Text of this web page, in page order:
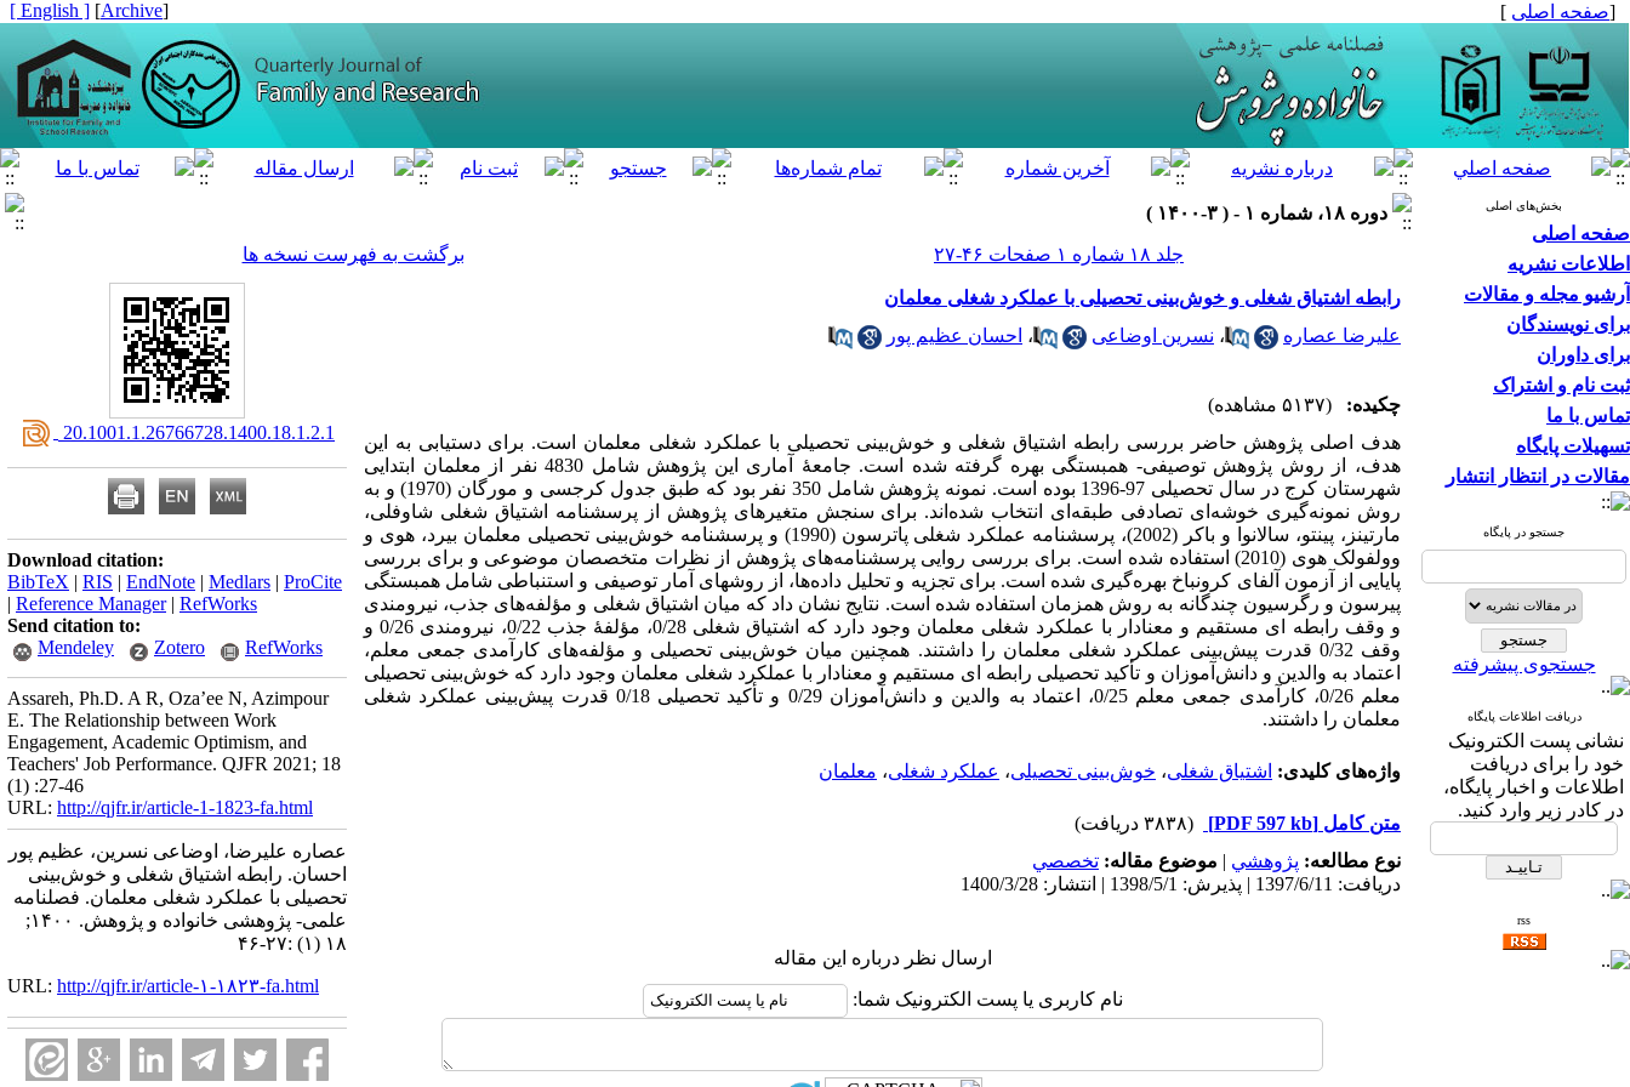
[صفحه اصلی ]
[
Archive
]
[ English ]
بخش‌های اصلی
صفحه اصلی
اطلاعات نشریه
آرشیو مجله و مقالات
برای نویسندگان
برای داوران
ثبت نام و اشتراک
تماس با ما
تسهیلات پایگاه
مقالات در انتظار انتشار
جستجو در پایگاه
جستجوی پیشرفته
دریافت اطلاعات پایگاه
نشانی پست الکترونیک
خود را برای دریافت
اطلاعات و اخبار پایگاه،
در کادر زیر وارد کنید.
rss
دوره ۱۸، شماره ۱ - ( ۳-۱۴۰۰ )
جلد ۱۸ شماره ۱ صفحات ۴۶-۲۷
برگشت به فهرست نسخه ها
رابطه اشتیاق شغلی و خوش‌بینی تحصیلی با عملکرد شغلی معلمان
علیرضا عصاره
، نسرین اوضاعی ، احسان عظیم پور
چکیده:
(۵۱۳۷ مشاهده)
هدف اصلی پژوهش حاضر بررسی رابطه اشتیاق شغلی و خوش‌بینی تحصیلی با عملکرد شغلی معلمان است. برای دستیابی به این
هدف، از روش پژوهش توصیفی- همبستگی بهره گرفته شده است. جامعۀ آماری این پژوهش شامل 4830 نفر از معلمان ابتدایی
شهرستان کرج در سال تحصیلی 97-1396 بوده است. نمونه پژوهش شامل 350 نفر بود که طبق جدول کرجسی و مورگان (1970) و به
روش نمونه‌گیری خوشه‌ای تصادفی طبقه‌ای انتخاب شده‌اند. برای سنجش متغیرهای پژوهش از پرسشنامه اشتیاق شغلی شاوفلی،
مارتینز، پینتو، سالانوا و باکر (2002)، پرسشنامه عملکرد شغلی پاترسون (1990) و پرسشنامه خوش‌بینی تحصیلی معلمان بیرد، هوی و
وولفولک هوی (2010) استفاده شده است. برای بررسی روایی پرسشنامه‌های پژوهش از نظرات متخصصان موضوعی و برای بررسی
پایایی از آزمون آلفای کرونباخ بهره­‌گیری شده است. برای تجزیه و تحلیل داده‌ها، از روشهای آمار توصیفی و استنباطی شامل همبستگی
پیرسون و رگرسیون چندگانه به روش همزمان استفاده شده است. نتایج نشان داد که میان اشتیاق شغلی و مؤلفه‌های جذب، نیرومندی
و وقف رابطه ای مستقیم و معنادار با عملکرد شغلی معلمان وجود دارد که اشتیاق شغلی 0/28، مؤلفۀ جذب 0/22، نیرومندی 0/26 و
وقف 0/32 قدرت پیش‌‏بینی عملکرد شغلی معلمان را داشتند. همچنین میان خوش‌بینی تحصیلی و مؤلفه‌های کارآمدی جمعی معلم،
اعتماد به والدین و دانش‌آموزان و تأکید تحصیلی رابطه ای مستقیم و معنادار با عملکرد شغلی معلمان وجود دارد که خوش‌بینی تحصیلی
معلم 0/26، کارآمدی جمعی معلم 0/25، اعتماد به والدین و دانش‌آموزان 0/29 و تأکید تحصیلی 0/18 قدرت پیش‌‏بینی عملکرد شغلی
معلمان را داشتند.
واژه‌های کلیدی: اشتیاق شغلی، خوش‌بینی تحصیلی، عملکرد شغلی، معلمان
متن کامل [PDF 597 kb]
(۳۸۳۸ دریافت)
نوع مطالعه: پژوهشي | موضوع مقاله: تخصصي
دریافت: 1397/6/11 | پذیرش: 1398/5/1 | انتشار: 1400/3/28
ارسال نظر درباره این مقاله
نام کاربری یا پست الکترونیک شما:
‎ 20.1001.1.26766728.1400.18.1.2.1
Download citation:
BibTeX | RIS | EndNote | Medlars | ProCite
| Reference Manager| RefWorks
Send citation to:
Mendeley
Zotero RefWorks
Assareh, Ph.D. A R, Oza’ee N, Azimpour
E. The Relationship between Work
Engagement, Academic Optimism, and
Teachers' Job Performance. QJFR 2021; 18
(1) :27-46
URL: http://qjfr.ir/article-1-1823-fa.html
عصاره علیرضا، اوضاعی نسرین، عظیم پور
احسان. رابطه اشتیاق شغلی و خوش‌بینی
تحصیلی با عملکرد شغلی معلمان. فصلنامه
علمی- پژوهشی خانواده و پژوهش. ۱۴۰۰;
۱۸ (۱) :۲۷-۴۶
URL: http://qjfr.ir/article-۱-۱۸۲۳-fa.html